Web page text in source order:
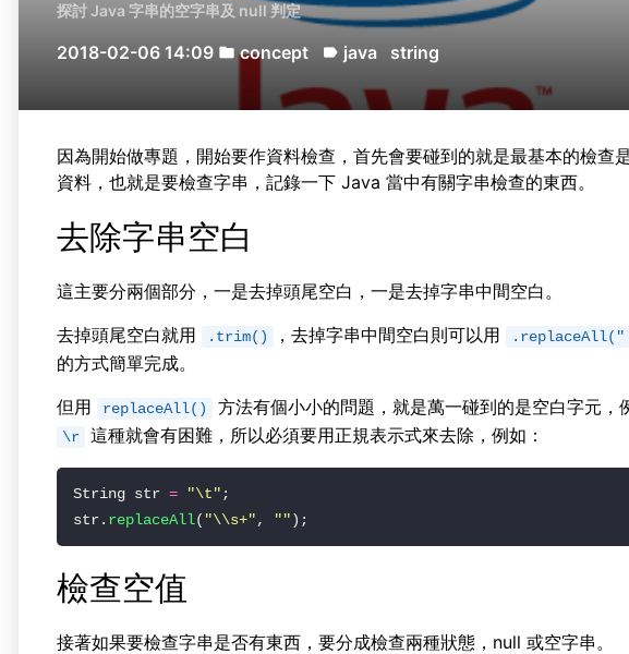
探討 Java 字串的空字串及 null 判定
2018-02-06 14:09 folder concept label java string
因為開始做專題，開始要作資料檢查，首先會要碰到的就是最基本的檢查
資料，也就是要檢查字串，記錄一下 Java 當中有關字串檢查的東西。
去除字串空白
這主要分兩個部分，一是去掉頭尾空白，一是去掉字串中間空白。
去掉頭尾空白就用
.trim() ，去掉字串中間空白則可以用
的方式簡單完成。
但用
replaceAll() 方法有個小小的問題，就是萬一碰到的是空白字元，
\r 這種就會有困難，所以必須要用正規表示式來去除，例如：
String str = "\t"
str. replaceAll( "\\s+", ""
檢查空值
接著如果要檢查字串是否有東西，要分成檢查兩種狀態，null 或空字串。